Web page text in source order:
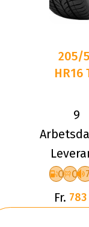
205/
HR16
4-
9
C C
Fr.